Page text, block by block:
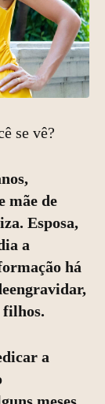
se vê?
mãe de
Esposa,
a
há
filhos.
a